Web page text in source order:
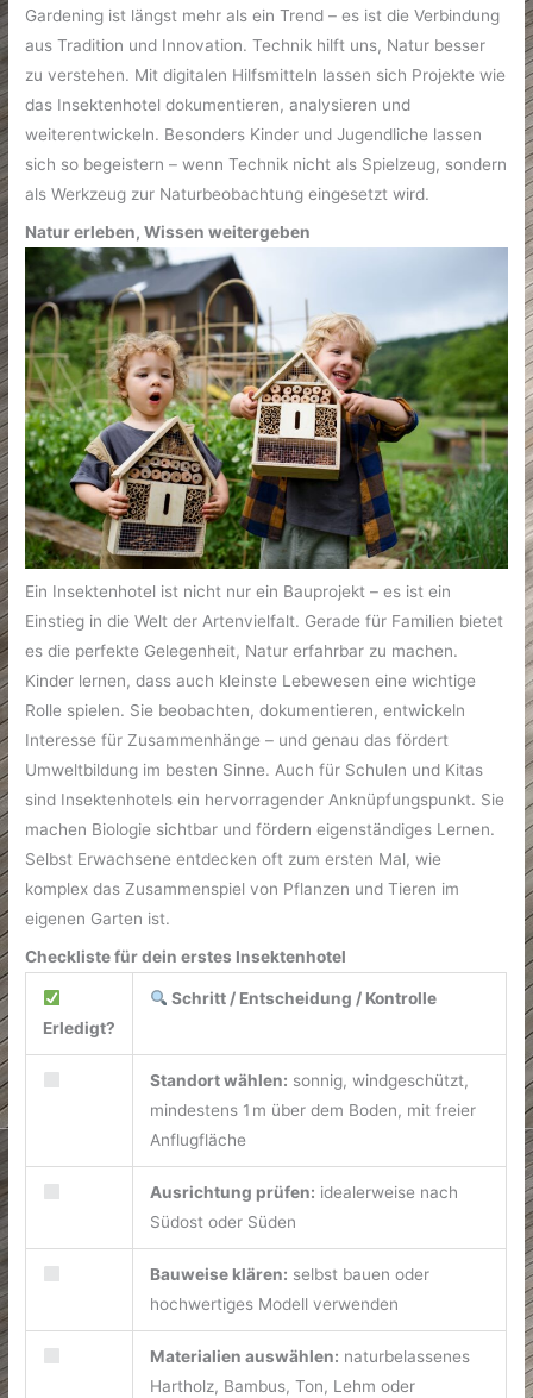
Gardening ist längst mehr als ein Trend – es ist die Verbindung
aus Tradition und Innovation. Technik hilft uns, Natur besser
zu verstehen. Mit digitalen Hilfsmitteln lassen sich Projekte wie
das Insektenhotel dokumentieren, analysieren und
weiterentwickeln. Besonders Kinder und Jugendliche lassen
sich so begeistern – wenn Technik nicht als Spielzeug, sondern
als Werkzeug zur Naturbeobachtung eingesetzt wird.
Natur erleben, Wissen weitergeben
Ein Insektenhotel ist nicht nur ein Bauprojekt – es ist ein
Einstieg in die Welt der Artenvielfalt. Gerade für Familien bietet
es die perfekte Gelegenheit, Natur erfahrbar zu machen.
Kinder lernen, dass auch kleinste Lebewesen eine wichtige
Rolle spielen. Sie beobachten, dokumentieren, entwickeln
Interesse für Zusammenhänge – und genau das fördert
Umweltbildung im besten Sinne. Auch für Schulen und Kitas
sind Insektenhotels ein hervorragender Anknüpfungspunkt. Sie
machen Biologie sichtbar und fördern eigenständiges Lernen.
Selbst Erwachsene entdecken oft zum ersten Mal, wie
komplex das Zusammenspiel von Pflanzen und Tieren im
eigenen Garten ist.
Checkliste für dein erstes Insektenhotel
Erledigt?
Schritt / Entscheidung / Kontrolle
Standort wählen: sonnig, windgeschützt,
mindestens 1 m über dem Boden, mit freier
Anflugfläche
Ausrichtung prüfen: idealerweise nach
Südost oder Süden
Bauweise klären: selbst bauen oder
hochwertiges Modell verwenden
Materialien auswählen: naturbelassenes
Hartholz, Bambus, Ton, Lehm oder